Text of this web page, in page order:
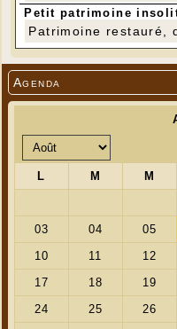
Agenda
Petit patrimoine
Patrimoine restauré,